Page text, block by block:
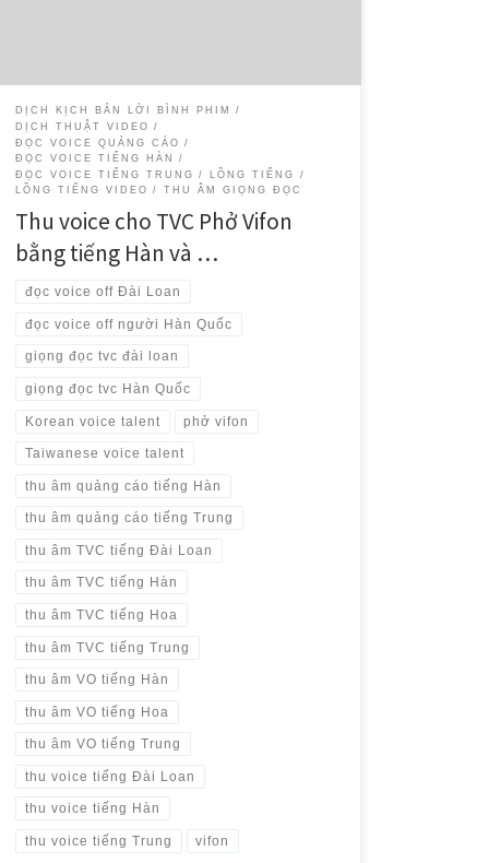
DỊCH KỊCH BẢN LỜI BÌNH PHIM
DỊCH THUẬT VIDEO
ĐỌC VOICE QUẢNG CÁO
ĐỌC VOICE TIẾNG HÀN
ĐỌC VOICE TIẾNG TRUNG
LỒNG TIẾNG
LỒNG TIẾNG VIDEO
THU ÂM GIỌNG ĐỌC
Thu voice cho TVC Phở Vifon
bằng tiếng Hàn và …
đọc voice off Đài Loan
đọc voice off người Hàn Quốc
giọng đọc tvc đài loan
giọng đọc tvc Hàn Quốc
Korean voice talent phở vifon
Taiwanese voice talent
thu âm quảng cáo tiếng Hàn
thu âm quảng cáo tiếng Trung
thu âm TVC tiếng Đài Loan
thu âm TVC tiếng Hàn
thu âm TVC tiếng Hoa
thu âm TVC tiếng Trung
thu âm VO tiếng Hàn
thu âm VO tiếng Hoa
thu âm VO tiếng Trung
thu voice tiếng Đài Loan
thu voice tiếng Hàn
thu voice tiếng Trung vifon